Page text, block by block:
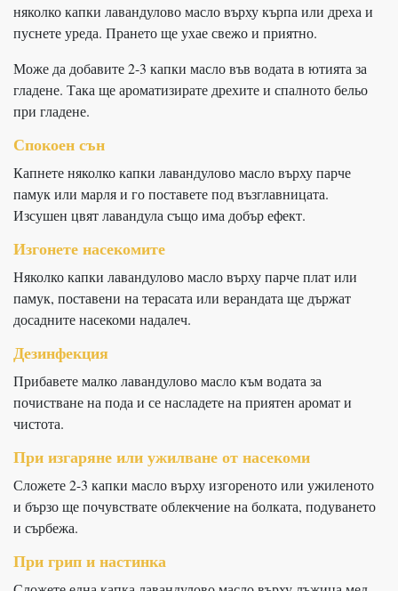
няколко капки лавандулово масло върху кърпа или дреха и
пуснете уреда. Прането ще ухае свежо и приятно.
Може да добавите 2-3 капки масло във водата в ютията за
гладене. Така ще ароматизирате дрехите и спалното бельо
при гладене.
Спокоен сън
Капнете няколко капки лавандулово масло върху парче
памук или марля и го поставете под възглавницата.
Изсушен цвят лавандула също има добър ефект.
Изгонете насекомите
Няколко капки лавандулово масло върху парче плат или
памук, поставени на терасата или верандата ще държат
досадните насекоми надалеч.
Дезинфекция
Прибавете малко лавандулово масло към водата за
почистване на пода и се насладете на приятен аромат и
чистота.
При изгаряне или ужилване от насекоми
Сложете 2-3 капки масло върху изгореното или ужиленото
и бързо ще почувствате облекчение на болката, подуването
и сърбежа.
При грип и настинка